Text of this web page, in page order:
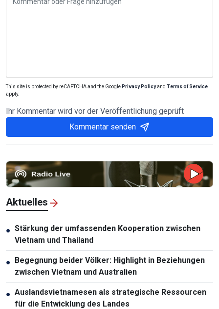
This site is protected by reCAPTCHA and the Google Privacy Policyand Terms of Service
apply.
Ihr Kommentar wird vor der Veröffentlichung geprüft
Kommentar senden
Aktuelles
● Stärkung der umfassenden Kooperation zwischen
Vietnam und Thailand
● Begegnung beider Völker: Highlight in Beziehungen
zwischen Vietnam und Australien
● Auslandsvietnamesen als strategische Ressourcen
für die Entwicklung des Landes